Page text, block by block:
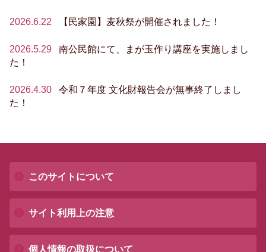
2026.6.22 【民家園】麦秋祭が開催されました！
2026.5.29
南公民館にて、まが玉作り講座を実施しまし
た！
2026.4.30
令和７年度 文化財報告会が無事終了しまし
た！
このサイトについて
サイト利用上の注意
個人情報の取扱について